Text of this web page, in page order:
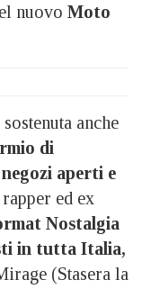
nuovo Moto
anche
di
aperti e
rapper ed ex
Nostalgia
in tutta Italia,
(Stasera la